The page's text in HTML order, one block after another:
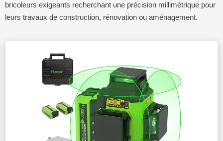
bricoleurs exigeants recherchant une précision millimétrique pour
leurs travaux de construction, rénovation ou aménagement.